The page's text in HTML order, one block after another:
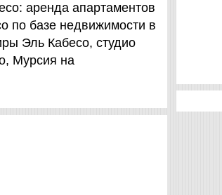
аренда апартаментов
по базе недвижимости в
Эль Кабесо, студио
Мурсия на